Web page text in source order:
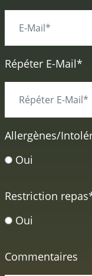
Répéter E-Mail*
Allergènes/
Oui
Restriction repas
Oui
Commentaires